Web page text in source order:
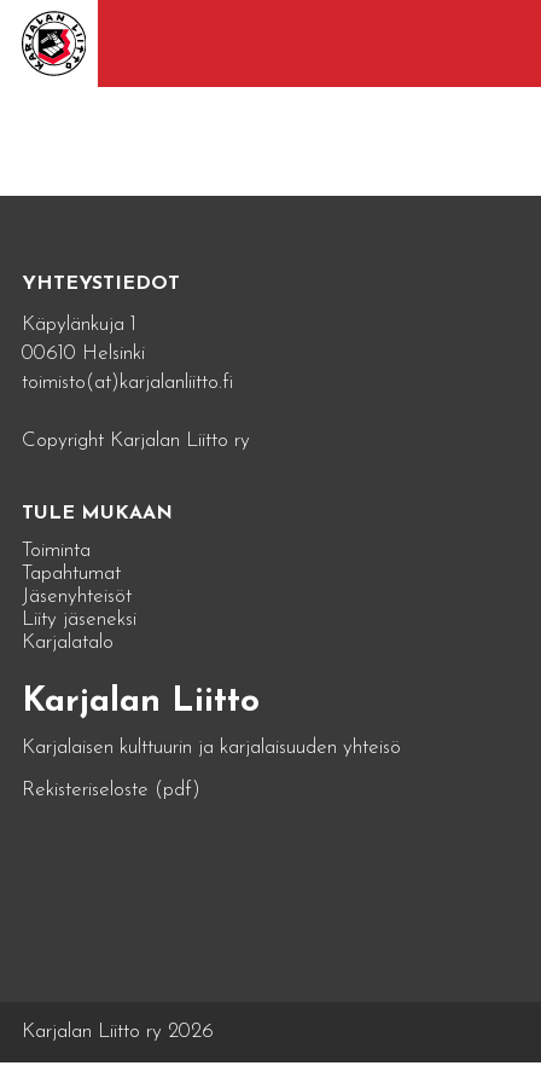
YHTEYSTIEDOT
Käpylänkuja 1
00610 Helsinki
toimisto(at)karjalanliitto.fi
Copyright Karjalan Liitto ry
TULE MUKAAN
Toiminta
Tapahtumat
Jäsenyhteisöt
Liity jäseneksi
Karjalatalo
Karjalan Liitto
Karjalaisen kulttuurin ja karjalaisuuden yhteisö
Rekisteriseloste (pdf)
Karjalan Liitto ry 2026